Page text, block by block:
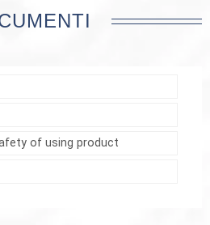
of using product